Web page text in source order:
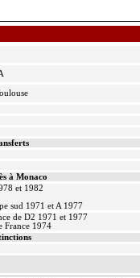
à Monaco
et 1982
sud 1971 et A 1977
de D2 1971 et 1977
France 1974